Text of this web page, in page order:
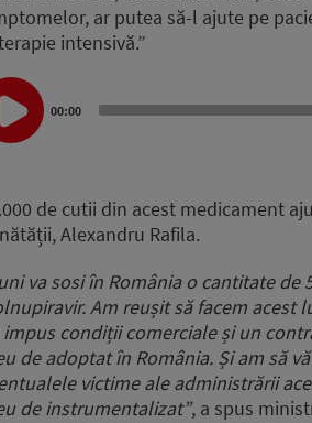
ar putea să-l ajute pe
intensivă.”
00:00
de cutii din acest medicament
Alexandru Rafila.
va sosi în România o cantitate
Am reușit să facem acest
impus condiții comerciale și un
de adoptat în România. Și am să
victime ale administrării
de instrumentalizat”, a spus